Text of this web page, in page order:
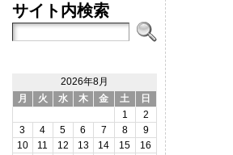
サイト内検索
2026年8月
月
火 水 木 金 土 日
1
2
3
4 5 6 7 8
9
10
11 12 13 14 15
16